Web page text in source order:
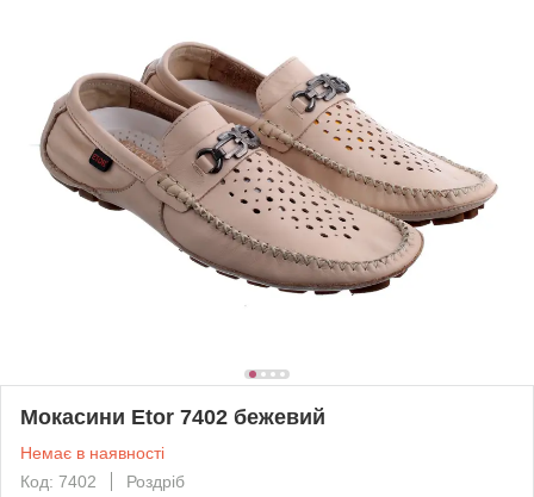
Мокасини Etor 7402 бежевий
Немає в наявності
Код: 7402
Роздріб